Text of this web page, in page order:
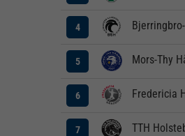
4
5 Mors-Thy
6 Fredericia
7 TTH